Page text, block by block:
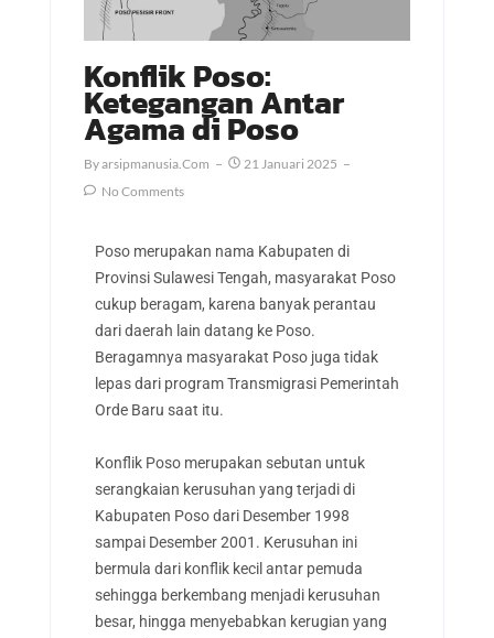
Konflik Poso:
Ketegangan Antar
Agama di Poso
ByArsipmanusia.com
21 Januari 2025
No Comments
Poso merupakan nama Kabupaten di
Provinsi Sulawesi Tengah, masyarakat Poso
cukup beragam, karena banyak perantau
dari daerah lain datang ke Poso.
Beragamnya masyarakat Poso juga tidak
lepas dari program Transmigrasi Pemerintah
Orde Baru saat itu.
Konflik Poso merupakan sebutan untuk
serangkaian kerusuhan yang terjadi di
Kabupaten Poso dari Desember 1998
sampai Desember 2001. Kerusuhan ini
bermula dari konflik kecil antar pemuda
sehingga berkembang menjadi kerusuhan
besar, hingga menyebabkan kerugian yang